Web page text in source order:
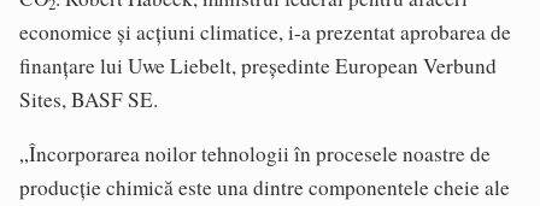
economice și acțiuni climatice, i-a prezentat aprobarea de
finanțare lui Uwe Liebelt, președinte European Verbund
Sites, BASF SE.
„Încorporarea noilor tehnologii în procesele noastre de
producție chimică este una dintre componentele cheie ale